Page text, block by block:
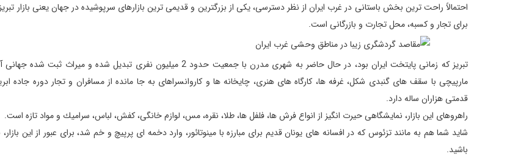
احتمالاً راحت ترین بخش باستانی در غرب ایران از نظر دسترسی، یكی از بزرگترین و قدیمی ترین بازارهای سرپوشیده در جهان یعنی بازار
برای تجار و كسبه، محل تجارت و بازرگانی است.
تبریز كه زمانی پایتخت ایران بود، در حال حاضر به شهری مدرن با جمعیت حدود 2 میلیون نفری تبدیل شده و
مارپیچی با سقف های گنبدی شكل، غرفه ها، كارگاه های هنری، چایخانه ها و كاروانسراهای به جا مانده از مسافران و تجار دوره جاده
قدمتی هزاران ساله دارد.
راهروهای این بازار، نمایشگاهی حیرت انگیز از انواع فرش ها، فلفل ها، طلا، نقره، مس،‌ لوازم خانگی، كفش، لباس، سرامیك و مواد تازه است.
شاید شما هم به مانند تزئوس كه در افسانه های یونان قدیم برای مبارزه با مینوتائور، وارد دخمه ای پرپیچ و خم شد، برای عبور از این بازار،
باشید.